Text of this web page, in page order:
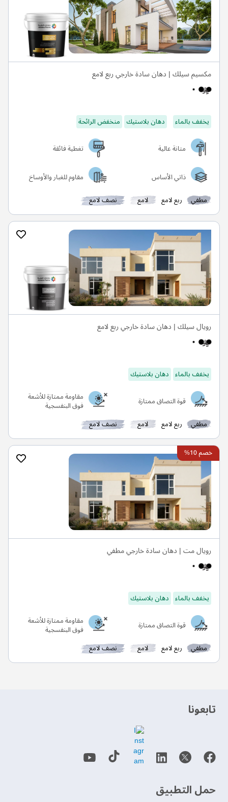
مكسيم سيلك | دهان سادة خارجي ربع لامع
يخفف بالماء دهان بلاستيك منخفض الرائحة
متانة عالية
تغطية فائقة
ذاتي الأساس
مقاوم للغبار والأوساخ
مطفي
ربع لامع لامع نصف لامع
رويال سيلك | دهان سادة خارجي ربع لامع
يخفف بالماء دهان بلاستيك
قوة التصاق ممتازة
مقاومة ممتازة للأشعة
فوق البنفسجية
مطفي
ربع لامع لامع نصف لامع
خصم 10%
رويال مت | دهان سادة خارجي مطفي
يخفف بالماء دهان بلاستيك
قوة التصاق ممتازة
مقاومة ممتازة للأشعة
فوق البنفسجية
مطفي
ربع لامع لامع نصف لامع
‫تابعونا‬
حمل التطبيق